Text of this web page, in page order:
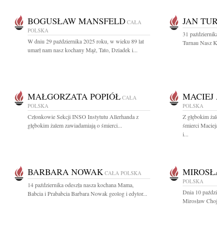
BOGUSŁAW MANSFELD CAŁA
POLSKA
W dniu 29 października 2025 roku, w wieku 89 lat
umarł nam nasz kochany Mąż, Tato, Dziadek i...
JAN
31
Turnau Nasz
MAŁGORZATA POPIÓŁ CAŁA
POLSKA
Członkowie Sekcji INSO Instytutu Allerhanda z
głębokim żalem zawiadamiają o śmierci...
POLSKA
Z głębokim
śmierci
i...
BARBARA NOWAK CAŁA POLSKA
14 października odeszła nasza kochana Mama,
Babcia i Prababcia Barbara Nowak geolog i edytor...
POLSKA
Dnia 10
Mirosław